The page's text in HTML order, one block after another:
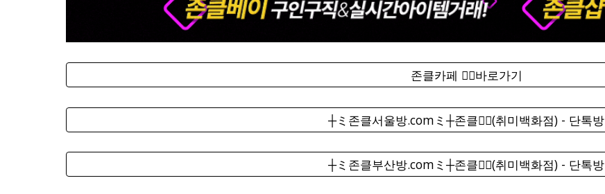
존클카페 ❤️‍🔥바로가기
┼ミ존클서울방.comミ┼존클❤️‍🔥(취미백화점) - 단톡방
┼ミ존클부산방.comミ┼존클❤️‍🔥(취미백화점) - 단톡방